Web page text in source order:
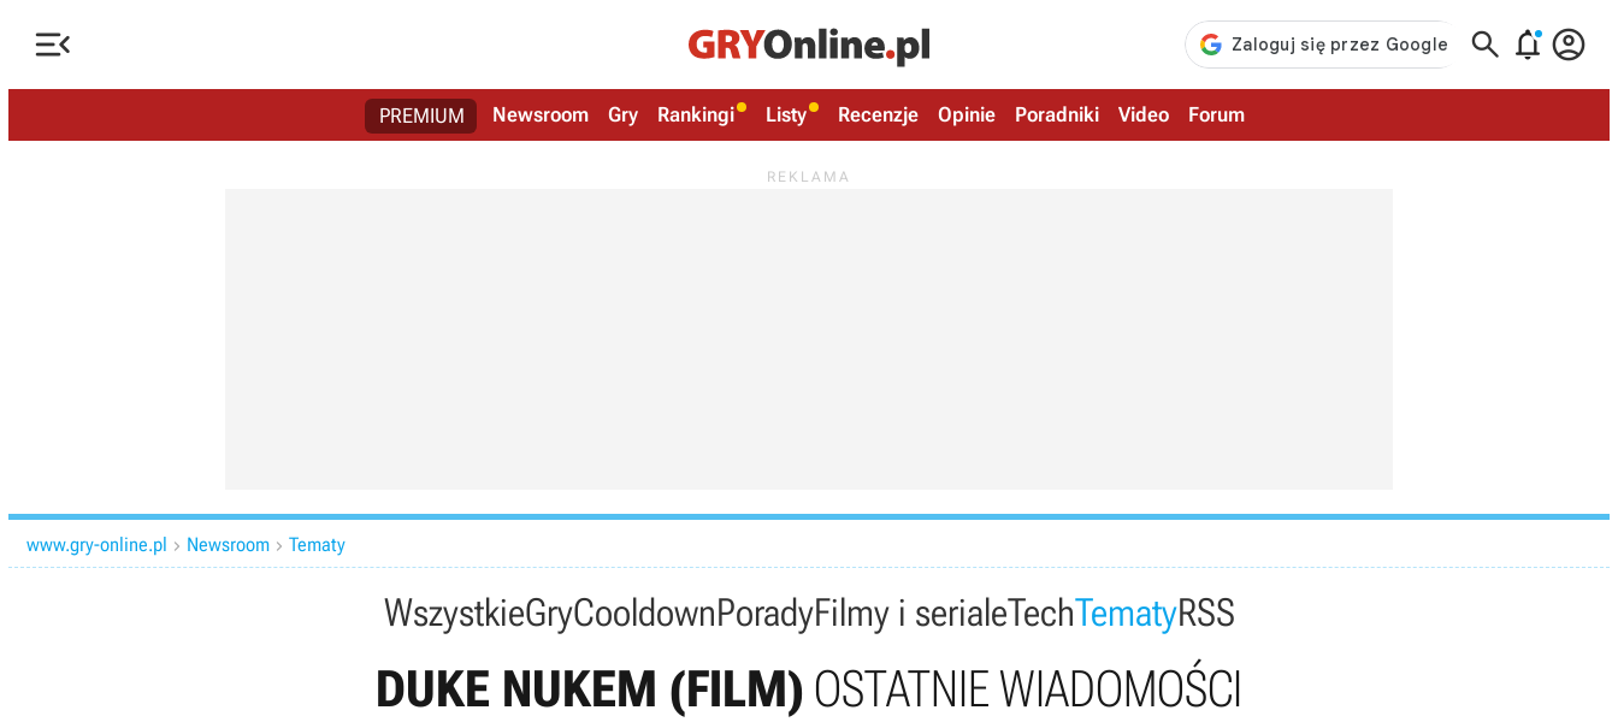
   
PREMIUM Newsroom Gry Rankingi Listy Recenzje Opinie Poradniki Video Forum
www.gry-online.pl  Newsroom  Tematy
WszystkieGryCooldownPoradyFilmy i serialeTechTematyRSS
DUKE NUKEM (FILM) OSTATNIE WIADOMOŚCI